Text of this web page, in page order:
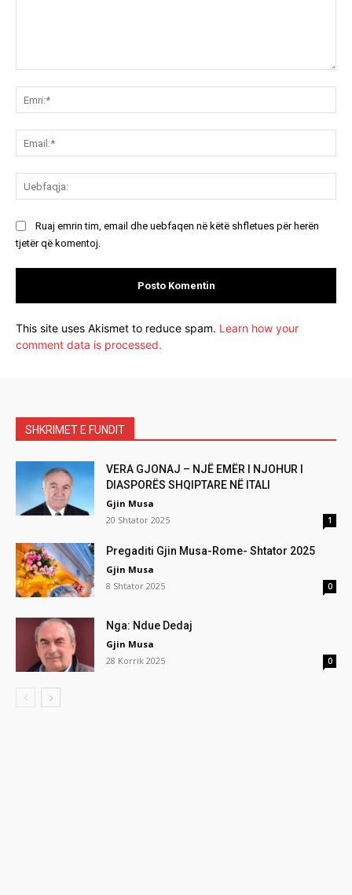
Ruaj emrin tim, email dhe uebfaqen në këtë shfletues për herën
tjetër që komentoj.
This site uses Akismet to reduce spam. Learn how your
comment data is processed.
SHKRIMET E FUNDIT
VERA GJONAJ – NJË EMËR I NJOHUR I
DIASPORËS SHQIPTARE NË ITALI
Gjin Musa
20 Shtator 2025
1
Pregaditi Gjin Musa-Rome- Shtator 2025
Gjin Musa
8 Shtator 2025
0
Nga: Ndue Dedaj
Gjin Musa
28 Korrik 2025
0